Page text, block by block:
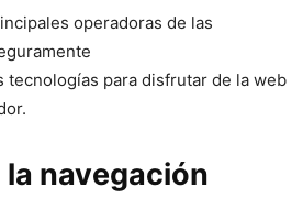
operadoras de las
tecnologías para disfrutar de la web
navegación